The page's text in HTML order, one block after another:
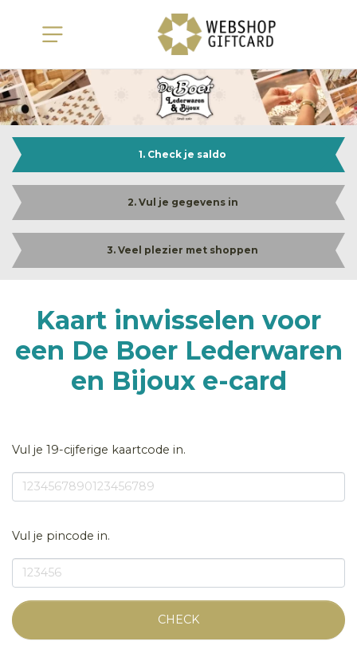
1. Check je saldo
2. Vul je gegevens in
3. Veel plezier met shoppen
Kaart inwisselen voor
een De Boer Lederwaren
en Bijoux e-card
Vul je 19-cijferige kaartcode in.
Vul je pincode in.
CHECK